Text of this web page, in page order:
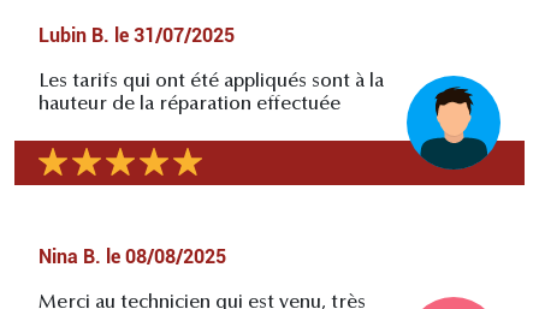
Lubin B. le 31/07/2025
Les tarifs qui ont été appliqués sont à la
hauteur de la réparation effectuée
Nina B. le 08/08/2025
Merci au technicien qui est venu, très